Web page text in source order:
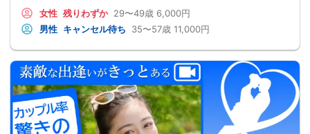
女性 残りわずか 29〜49歳 6,000円
男性 キャンセル待ち 35〜57歳 11,000円